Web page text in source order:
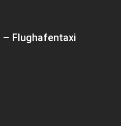
– Flughafentaxi